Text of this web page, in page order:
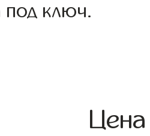
под ключ.